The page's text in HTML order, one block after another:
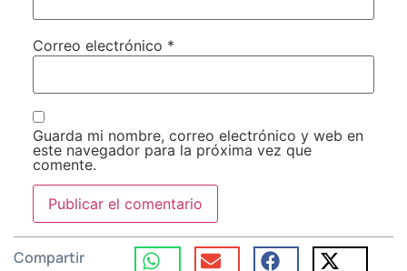
Correo electrónico *
Guarda mi nombre, correo electrónico y web en
este navegador para la próxima vez que
comente.
Compartir